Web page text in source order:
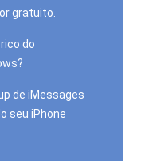
gratuito.
do
de iMessages
seu iPhone